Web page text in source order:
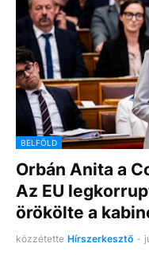
BELFÖLD
Orbán Anita a
Az EU
örökölte a
közzétette Hírszerkesztő -